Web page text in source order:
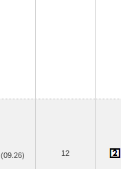
(09.26) 12